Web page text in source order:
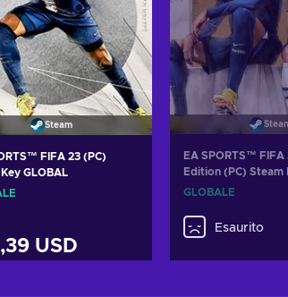
Steam
FIFA 23 (PC)
GLOBAL
USD
EA SPORTS™
Edition (PC) Steam
GLOBALE
Esaurito